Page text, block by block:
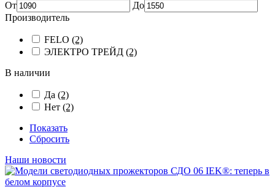
От
До
Производитель
FELO (2)
ЭЛЕКТРО ТРЕЙД (2)
В наличии
Да (2)
Нет (2)
Показать
Сбросить
Наши новости